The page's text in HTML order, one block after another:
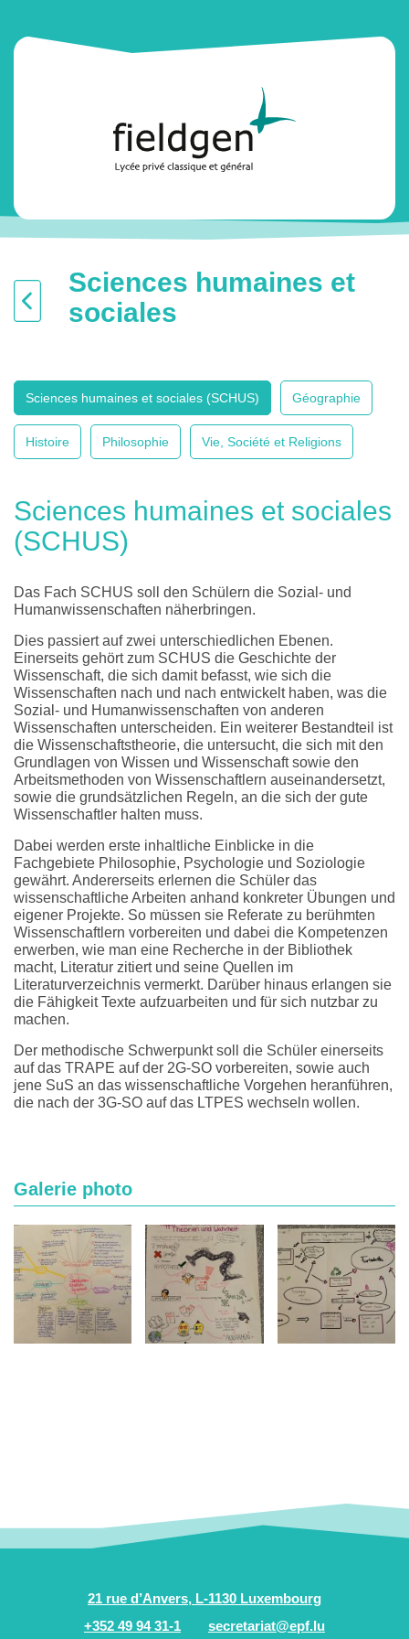
Sciences humaines et
sociales
Sciences humaines et sociales (SCHUS) Géographie
Histoire Philosophie Vie, Société et Religions
Sciences humaines et sociales
(SCHUS)
Das Fach SCHUS soll den Schülern die Sozial- und
Humanwissenschaften näherbringen.
Dies passiert auf zwei unterschiedlichen Ebenen.
Einerseits gehört zum SCHUS die Geschichte der
Wissenschaft, die sich damit befasst, wie sich die
Wissenschaften nach und nach entwickelt haben, was die
Sozial- und Humanwissenschaften von anderen
Wissenschaften unterscheiden. Ein weiterer Bestandteil ist
die Wissenschaftstheorie, die untersucht, die sich mit den
Grundlagen von Wissen und Wissenschaft sowie den
Arbeitsmethoden von Wissenschaftlern auseinandersetzt,
sowie die grundsätzlichen Regeln, an die sich der gute
Wissenschaftler halten muss.
Dabei werden erste inhaltliche Einblicke in die
Fachgebiete Philosophie, Psychologie und Soziologie
gewährt. Andererseits erlernen die Schüler das
wissenschaftliche Arbeiten anhand konkreter Übungen und
eigener Projekte. So müssen sie Referate zu berühmten
Wissenschaftlern vorbereiten und dabei die Kompetenzen
erwerben, wie man eine Recherche in der Bibliothek
macht, Literatur zitiert und seine Quellen im
Literaturverzeichnis vermerkt. Darüber hinaus erlangen sie
die Fähigkeit Texte aufzuarbeiten und für sich nutzbar zu
machen.
Der methodische Schwerpunkt soll die Schüler einerseits
auf das TRAPE auf der 2G-SO vorbereiten, sowie auch
jene SuS an das wissenschaftliche Vorgehen heranführen,
die nach der 3G-SO auf das LTPES wechseln wollen.
Galerie photo
21 rue d’Anvers, L-1130 Luxembourg
+352 49 94 31-1
secretariat@epf.lu